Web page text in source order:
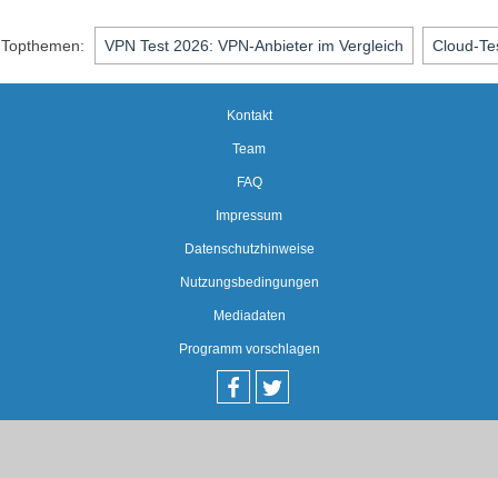
Topthemen: VPN Test 2026: VPN-Anbieter im Vergleich Cloud-
Kontakt
Team
FAQ
Impressum
Datenschutzhinweise
Nutzungsbedingungen
Mediadaten
Programm vorschlagen